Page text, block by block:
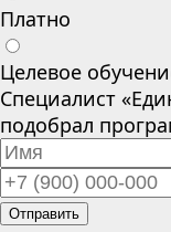
Платно
Целевое
Специалист
подобрал
Отправить